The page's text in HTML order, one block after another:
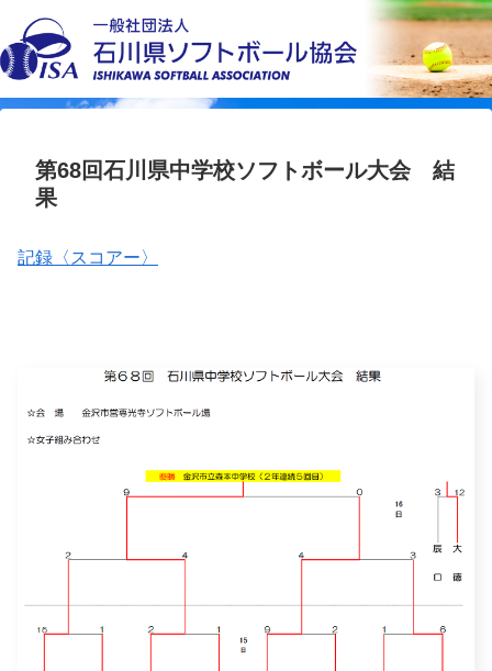
第68回石川県中学校ソフトボール大会 結
果
記録〈スコアー〉